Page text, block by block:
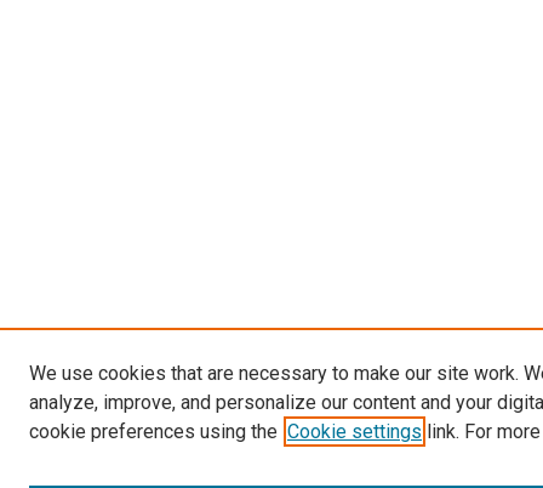
We use cookies that are necessary to make our site work.
analyze, improve, and personalize our content and your
cookie preferences using the Cookie settings link. For